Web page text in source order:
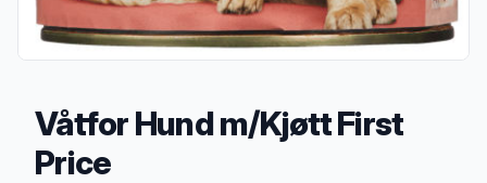
Våtfor Hund m/Kjøtt First
Price